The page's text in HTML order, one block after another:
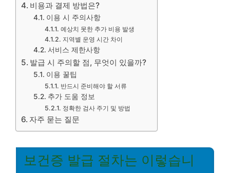
비용과 결제 방법은?
이용 시 주의사항
예상치 못한 추가 비용 발생
지역별 운영 시간 차이
서비스 제한사항
발급 시 주의할 점, 무엇이 있을까?
이용 꿀팁
반드시 준비해야 할 서류
추가 도움 정보
정확한 검사 주기 및 방법
자주 묻는 질문
보건증 발급 절차는 이렇습니